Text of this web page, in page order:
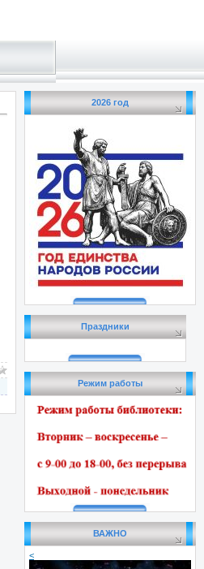
2026 год
Праздники
Режим работы
ВАЖНО
<